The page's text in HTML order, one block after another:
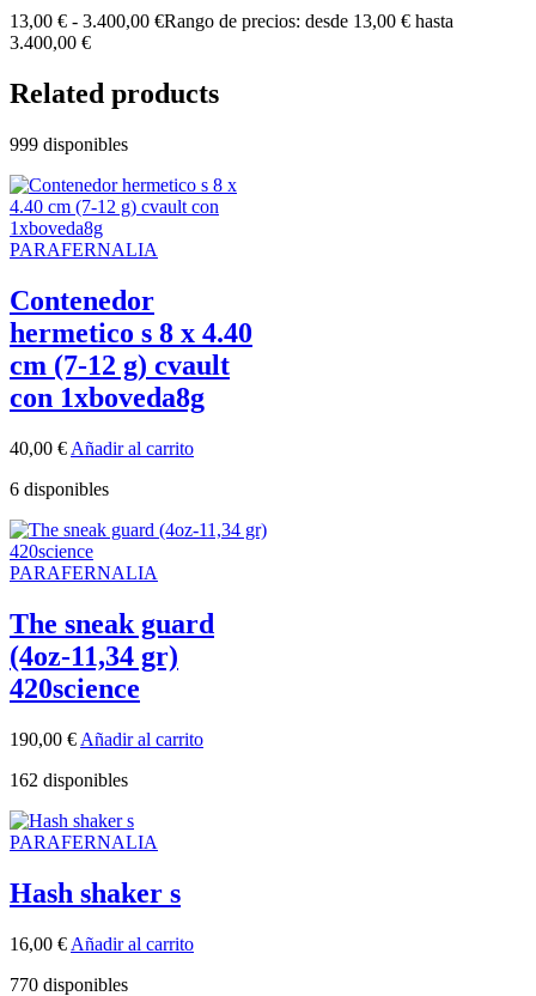
13,00 € - 3.400,00 €Rango de precios: desde 13,00 € hasta
3.400,00 €
Related products
999 disponibles
PARAFERNALIA
Contenedor
hermetico s 8 x 4.40
cm (7-12 g) cvault
con 1xboveda8g
40,00 € Añadir al carrito
6 disponibles
PARAFERNALIA
The sneak guard
(4oz-11,34 gr)
420science
190,00 € Añadir al carrito
162 disponibles
PARAFERNALIA
Hash shaker s
16,00 € Añadir al carrito
770 disponibles